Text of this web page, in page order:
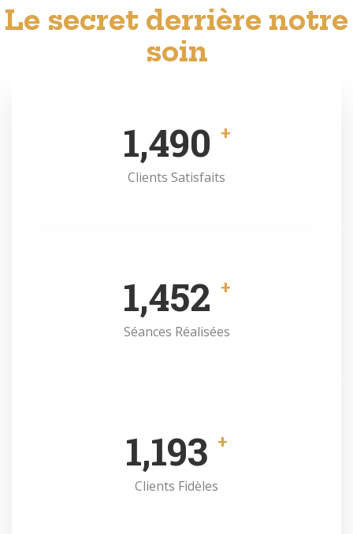
Le secret derrière notre
soin
1,490 +
Clients Satisfaits
1,500 +
Séances Réalisées
1,266 +
Clients Fidèles